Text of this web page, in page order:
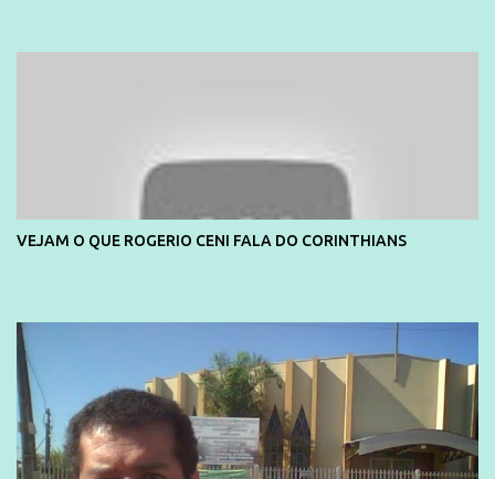
VEJAM O QUE ROGERIO CENI FALA DO CORINTHIANS